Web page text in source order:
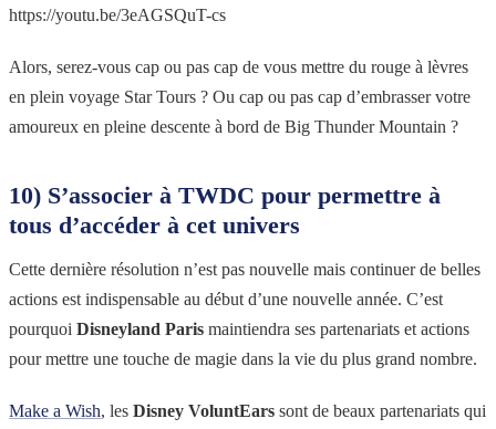
https://youtu.be/3eAGSQuT-cs
Alors, serez-vous cap ou pas cap de vous mettre du rouge à lèvres
en plein voyage Star Tours ? Ou cap ou pas cap d’embrasser votre
amoureux en pleine descente à bord de Big Thunder Mountain ?
10) S’associer à TWDC pour permettre à
tous d’accéder à cet univers
Cette dernière résolution n’est pas nouvelle mais continuer de belles
actions est indispensable au début d’une nouvelle année. C’est
pourquoi Disneyland Paris maintiendra ses partenariats et actions
pour mettre une touche de magie dans la vie du plus grand nombre.
Make a Wish, les Disney VoluntEars sont de beaux partenariats qui